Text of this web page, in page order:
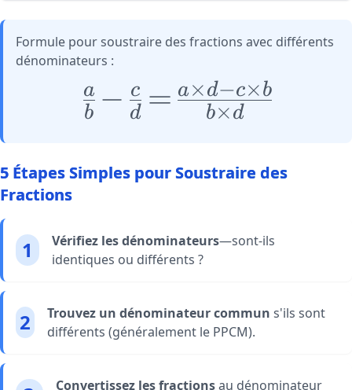
Formule pour soustraire des fractions avec différents
dénominateurs :
\huge
\frac{a}
{b} -
\frac{a
\times
b}{b
\times
b
a − d
c = b×d
a×d−c×b
5 Étapes Simples pour Soustraire des
Fractions
1 Vérifiez les dénominateurs—sont-ils
identiques ou différents ?
2 Trouvez un dénominateur commun s'ils sont
différents (généralement le PPCM).
Convertissez les fractionsau dénominateur